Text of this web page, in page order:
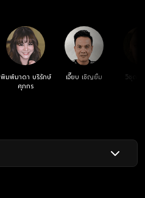
พิมพ์มาดา บริรักษ์
ศุภกร
เจี๊ยบ เชิญยิ้ม วิชุดา